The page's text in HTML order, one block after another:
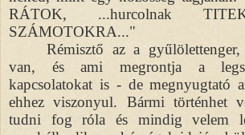
RÁTOK, ...hurcolnak
SZÁMOTOKRA..."
Rémisztő az a
van, és ami megrontja a
kapcsolatokat is - de megnyugtató
ehhez viszonyul. Bármi történhet
tudni fog róla és mindig velem